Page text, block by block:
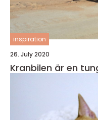
inspiration
26. July 2020
Kranbilen är en